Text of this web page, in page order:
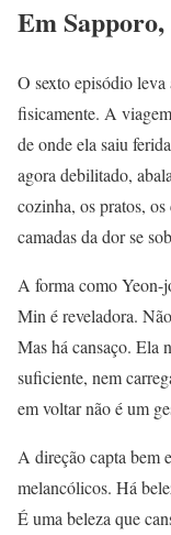
Em
O sexto episódio leva
fisicamente. A
de onde ela saiu
agora debilitado,
cozinha, os pratos,
camadas da dor se
A forma como Yeon-
Min é reveladora.
Mas há cansaço. Ela
suficiente, nem
em voltar não é um
A direção capta bem
melancólicos. Há
É uma beleza que